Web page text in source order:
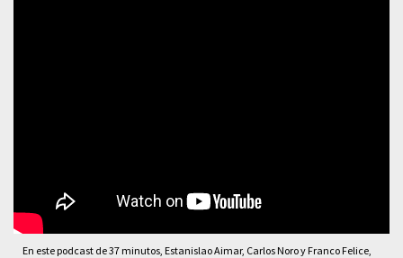
En este podcast de 37 minutos, Estanislao Aimar, Carlos Noro y Franco Felice,